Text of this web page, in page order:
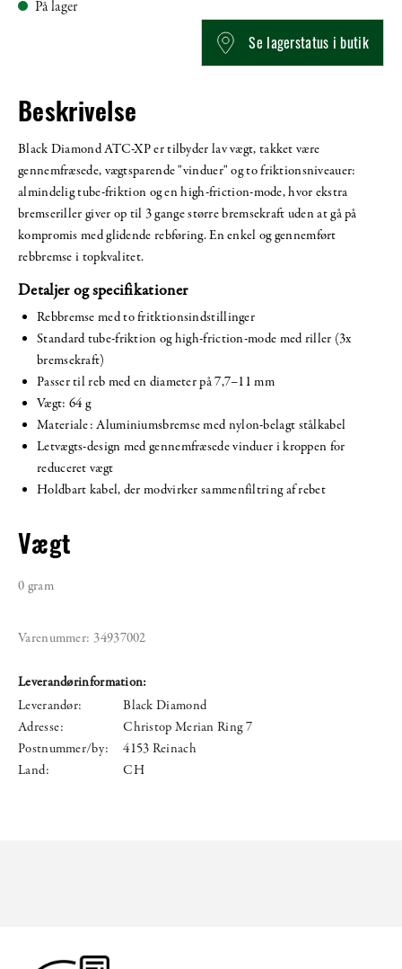
På lager
Se lagerstatus i butik
Beskrivelse
Black Diamond ATC-XP er tilbyder lav vægt, takket være
gennemfræsede, vægtsparende "vinduer" og to friktionsniveauer:
almindelig tube-friktion og en high-friction-mode, hvor ekstra
bremseriller giver op til 3 gange større bremsekraft uden at gå på
kompromis med glidende rebføring. En enkel og gennemført
rebbremse i topkvalitet.
Detaljer og specifikationer
Rebbremse med to fritktionsindstillinger
Standard tube-friktion og high-friction-mode med riller (3x
bremsekraft)
Passer til reb med en diameter på 7,7–11 mm
Vægt: 64 g
Materiale: Aluminiumsbremse med nylon-belagt stålkabel
Letvægts-design med gennemfræsede vinduer i kroppen for
reduceret vægt
Holdbart kabel, der modvirker sammenfiltring af rebet
Vægt
0 gram
Varenummer: 34937002
Leverandørinformation:
Leverandør:
Black Diamond
Adresse:
Christop Merian Ring 7
Postnummer/by:
4153 Reinach
Land:
CH